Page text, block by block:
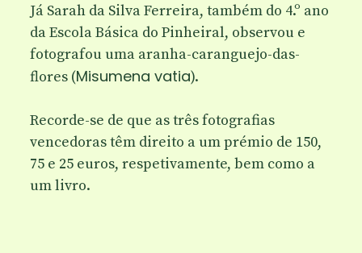
Já Sarah da Silva Ferreira, também do 4.º ano
da Escola Básica do Pinheiral, observou e
fotografou uma aranha-caranguejo-das-
flores(Misumena vatia).
Recorde-se de que as três fotografias
vencedoras têm direito a um prémio de 150,
75 e 25 euros, respetivamente, bem como a
um livro.